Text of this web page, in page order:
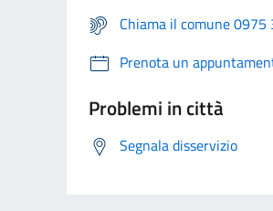
Chiama il comune
Prenota un
Problemi in città
Segnala disservizio